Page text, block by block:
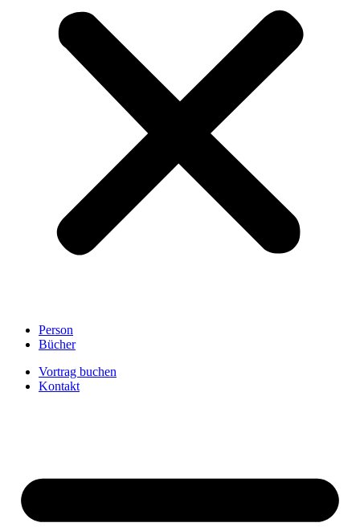
Person
Bücher
Vortrag buchen
Kontakt